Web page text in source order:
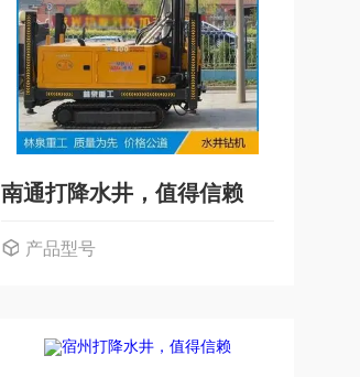
南通打降水井，值得信赖
产品型号